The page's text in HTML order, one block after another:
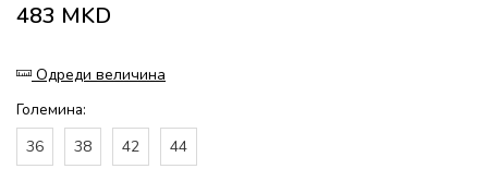
483 MKD
Одреди величина
Големина:
36
38 42 44